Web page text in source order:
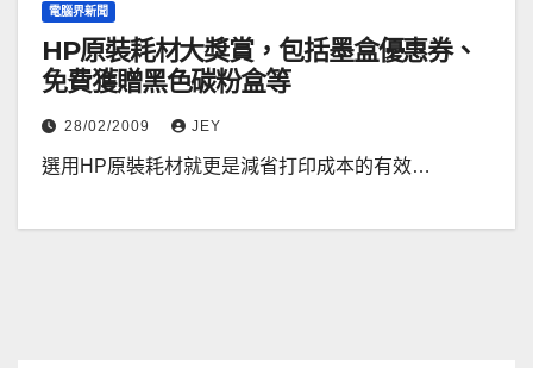
電腦界新聞
HP原裝耗材大獎賞，包括墨盒優惠券、
免費獲贈黑色碳粉盒等
28/02/2009 JEY
選用HP原裝耗材就更是減省打印成本的有效…